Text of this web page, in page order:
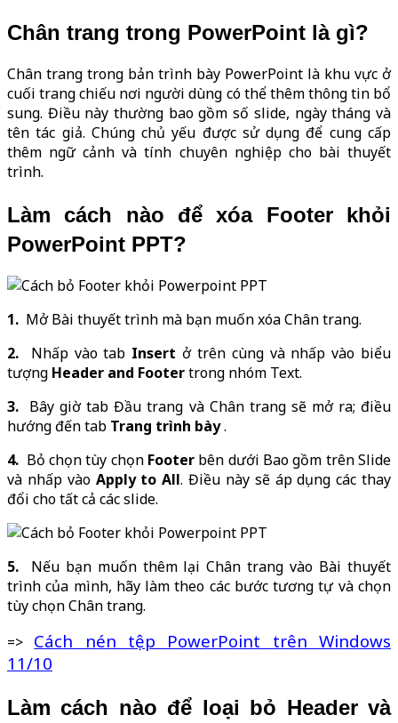
Chân trang trong PowerPoint là gì?
Chân trang trong bản trình bày PowerPoint là khu vực ở
cuối trang chiếu nơi người dùng có thể thêm thông tin bổ
sung. Điều này thường bao gồm số slide, ngày tháng và
tên tác giả. Chúng chủ yếu được sử dụng để cung cấp
thêm ngữ cảnh và tính chuyên nghiệp cho bài thuyết
trình.
Làm cách nào để xóa Footer khỏi
PowerPoint PPT?
1. Mở Bài thuyết trình mà bạn muốn xóa Chân trang.
2. Nhấp vào tab Insert ở trên cùng và nhấp vào biểu
tượng Header and Footertrong nhóm Text.
3. Bây giờ tab Đầu trang và Chân trang sẽ mở ra; điều
hướng đến tab Trang trình bày.
4. Bỏ chọn tùy chọn Footer bên dưới Bao gồm trên Slide
và nhấp vào Apply to All. Điều này sẽ áp dụng các thay
đổi cho tất cả các slide.
5. Nếu bạn muốn thêm lại Chân trang vào Bài thuyết
trình của mình, hãy làm theo các bước tương tự và chọn
tùy chọn Chân trang.
=> Cách nén tệp PowerPoint trên Windows
11/10
Làm cách nào để loại bỏ Header và